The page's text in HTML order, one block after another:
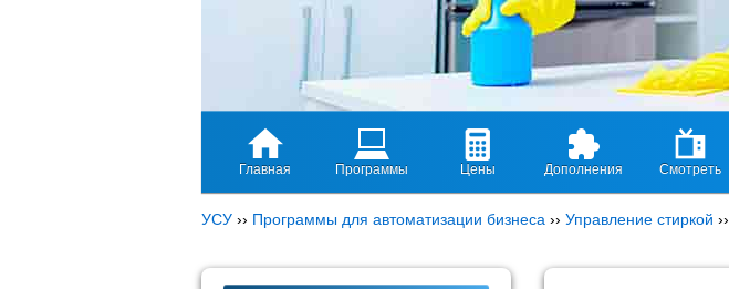
Главная Программы Цены Дополнения Смотреть
УСУ ›› Программы для автоматизации бизнеса ›› Управление стиркой ››